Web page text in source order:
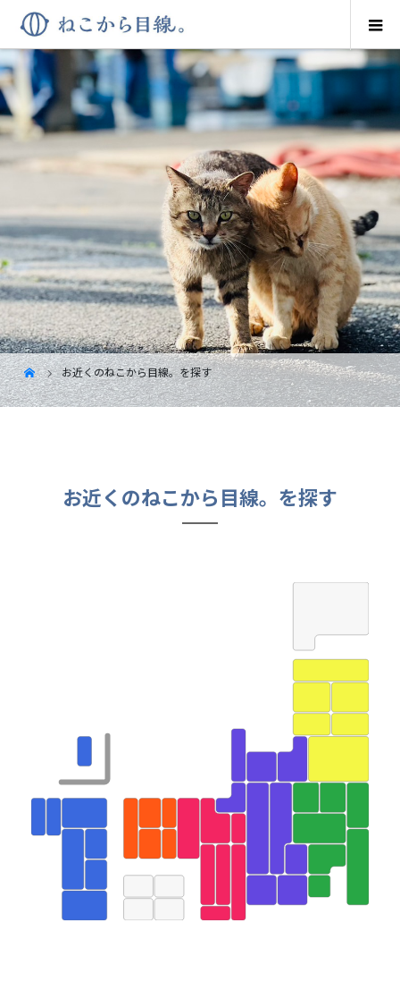
お近くのねこから目線。を探す
お近くのねこから目線。を探す